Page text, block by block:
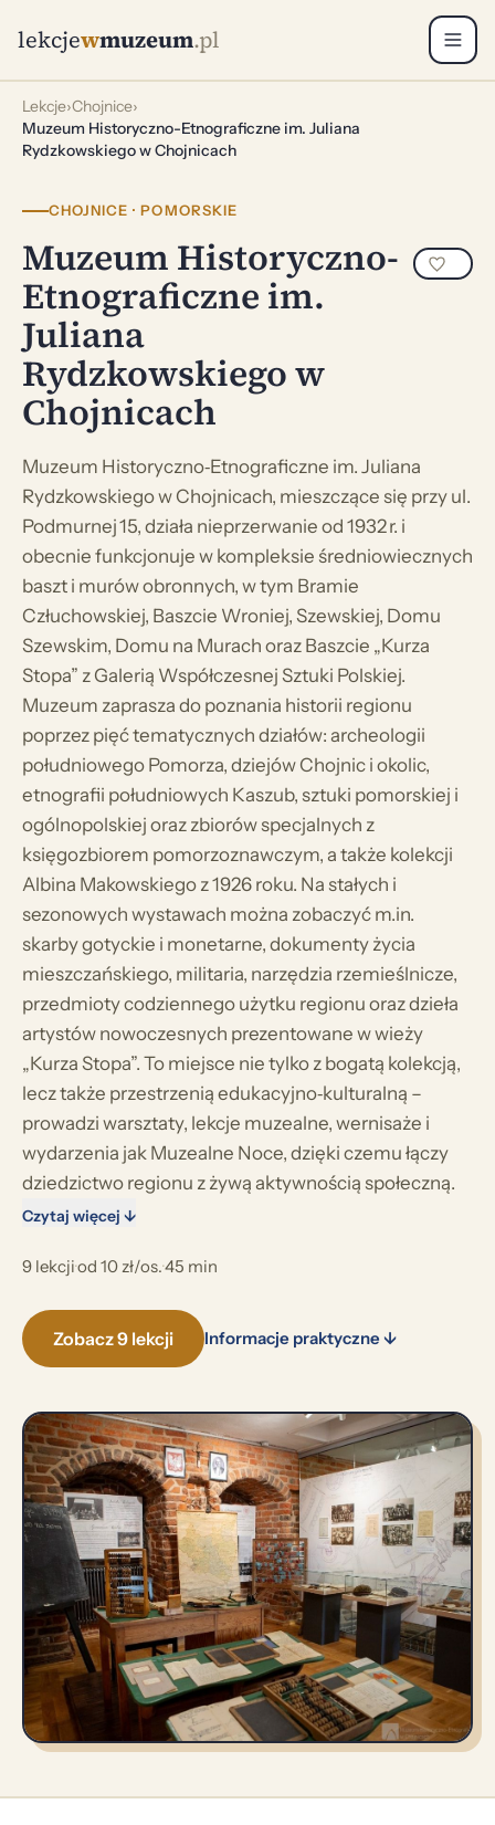
lekcjewmuzeum.pl
Lekcje›Chojnice›
Muzeum Historyczno-Etnograficzne im. Juliana
Rydzkowskiego w Chojnicach
CHOJNICE · POMORSKIE
Muzeum Historyczno-
Etnograficzne im.
Juliana
Rydzkowskiego w
Chojnicach
Muzeum Historyczno‑Etnograficzne im. Juliana
Rydzkowskiego w Chojnicach, mieszczące się przy ul.
Podmurnej 15, działa nieprzerwanie od 1932 r. i
obecnie funkcjonuje w kompleksie średniowiecznych
baszt i murów obronnych, w tym Bramie
Człuchowskiej, Baszcie Wroniej, Szewskiej, Domu
Szewskim, Domu na Murach oraz Baszcie „Kurza
Stopa” z Galerią Współczesnej Sztuki Polskiej.
Muzeum zaprasza do poznania historii regionu
poprzez pięć tematycznych działów: archeologii
południowego Pomorza, dziejów Chojnic i okolic,
etnografii południowych Kaszub, sztuki pomorskiej i
ogólnopolskiej oraz zbiorów specjalnych z
księgozbiorem pomorzoznawczym, a także kolekcji
Albina Makowskiego z 1926 roku. Na stałych i
sezonowych wystawach można zobaczyć m.in.
skarby gotyckie i monetarne, dokumenty życia
mieszczańskiego, militaria, narzędzia rzemieślnicze,
przedmioty codziennego użytku regionu oraz dzieła
artystów nowoczesnych prezentowane w wieży
„Kurza Stopa”. To miejsce nie tylko z bogatą kolekcją,
lecz także przestrzenią edukacyjno‑kulturalną –
prowadzi warsztaty, lekcje muzealne, wernisaże i
wydarzenia jak Muzealne Noce, dzięki czemu łączy
dziedzictwo regionu z żywą aktywnością społeczną.
Czytaj więcej ↓
9 lekcji·od 10 zł/os.·45 min
Zobacz 9 lekcji Informacje praktyczne ↓